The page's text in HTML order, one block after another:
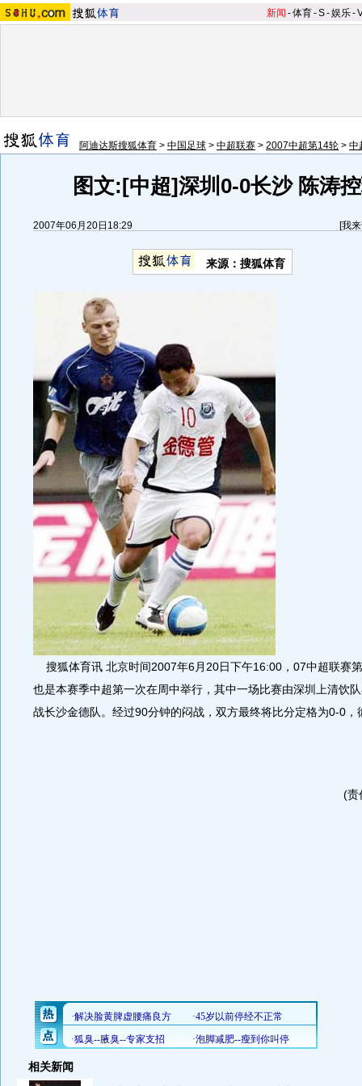
新闻 -体育-S-娱乐-
阿迪达斯搜狐体育 > 中国足球 > 中超联赛 > 2007中超第14轮 > 中
图文:[中超]深圳0-0长沙 陈涛
2007年06月20日18:29 [我
来源：搜狐体育
搜狐体育讯 北京时间2007年6月20日下午16:00，07中超联赛
也是本赛季中超第一次在周中举行，其中一场比赛由深圳上清饮
战长沙金德队。经过90分钟的闷战，双方最终将比分定格为0-0，
(责
相关新闻